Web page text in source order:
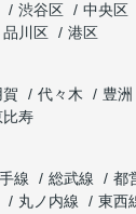
渋谷区 中央区
品川区
港区
賀 代々木 豊洲
比寿
線 総武線 都
丸ノ内線 東西